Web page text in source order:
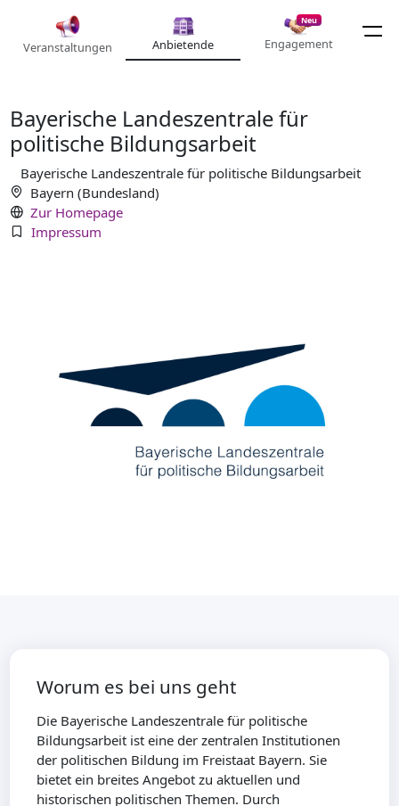
Veranstaltungen Anbietende
Neu
Engagement
Bayerische Landeszentrale für
politische Bildungsarbeit
Bayerische Landeszentrale für politische Bildungsarbeit
Bayern (Bundesland)
Zur Homepage
Impressum
Worum es bei uns geht
Die Bayerische Landeszentrale für politische
Bildungsarbeit ist eine der zentralen Institutionen
der politischen Bildung im Freistaat Bayern. Sie
bietet ein breites Angebot zu aktuellen und
historischen politischen Themen. Durch